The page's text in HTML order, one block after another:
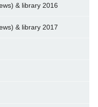
& library 2016
& library 2017